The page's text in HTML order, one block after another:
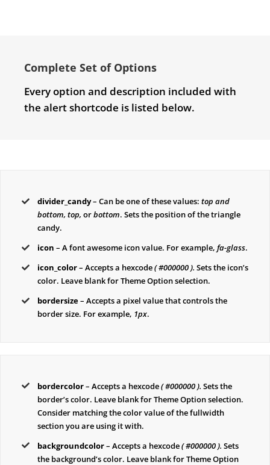
Complete Set of Options
Every option and description included with
the alert shortcode is listed below.
divider_candy– Can be one of these values:top and
bottom, top,orbottom. Sets the position of the triangle
candy.
icon – A font awesome icon value. For example,fa-glass.
icon_color– Accepts a hexcode( #000000 ). Sets the icon’s
color. Leave blank for Theme Option selection.
bordersize– Accepts a pixel value that controls the
border size. For example, 1px.
bordercolor– Accepts a hexcode( #000000 ). Sets the
border’s color. Leave blank for Theme Option selection.
Consider matching the color value of the fullwidth
section you are using it with.
backgroundcolor– Accepts a hexcode( #000000 ). Sets
the background’s color. Leave blank for Theme Option